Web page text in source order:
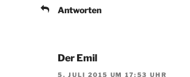
Antworten
Der Emil
5. JULI 2015 UM 17:53 UHR